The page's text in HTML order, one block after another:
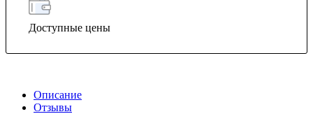
Доступные цены
Описание
Отзывы